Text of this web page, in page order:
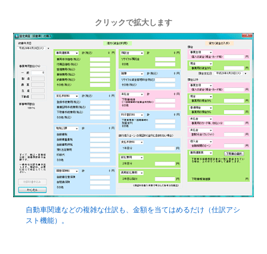
クリックで拡大します
自動車関連などの複雑な仕訳も、金額を当てはめるだけ（仕訳アシ
スト機能）。